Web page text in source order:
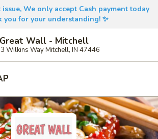
We only accept Cash payment today
you for your understanding! ✨
Great Wall - Mitchell
Wilkins Way Mitchell, IN 47446